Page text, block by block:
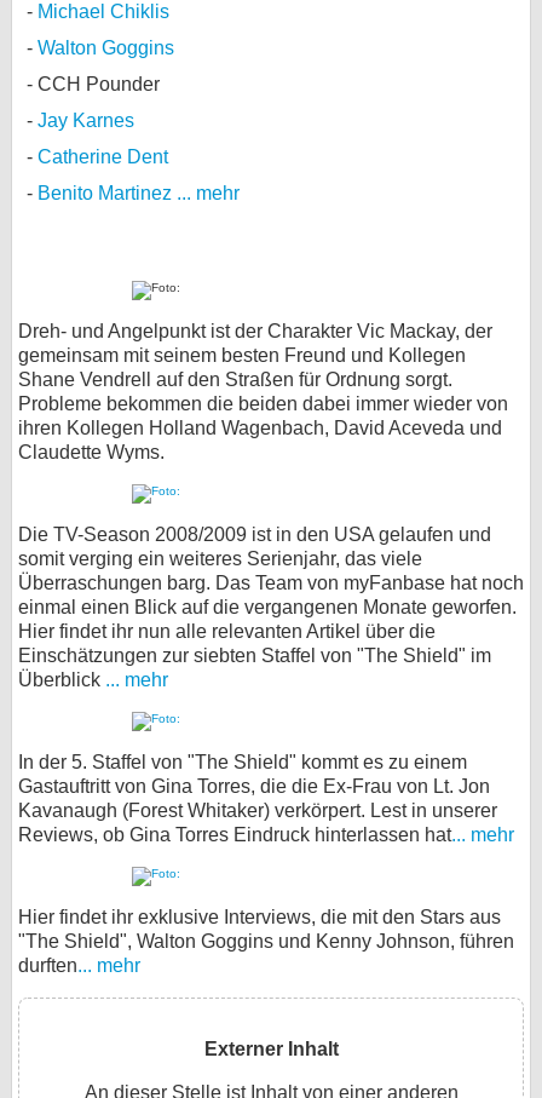
Michael Chiklis
Walton Goggins
CCH Pounder
Jay Karnes
Catherine Dent
Benito Martinez ... mehr
Dreh- und Angelpunkt ist der Charakter Vic Mackay, der
gemeinsam mit seinem besten Freund und Kollegen
Shane Vendrell auf den Straßen für Ordnung sorgt.
Probleme bekommen die beiden dabei immer wieder von
ihren Kollegen Holland Wagenbach, David Aceveda und
Claudette Wyms.
Die TV-Season 2008/2009 ist in den USA gelaufen und
somit verging ein weiteres Serienjahr, das viele
Überraschungen barg. Das Team von myFanbase hat noch
einmal einen Blick auf die vergangenen Monate geworfen.
Hier findet ihr nun alle relevanten Artikel über die
Einschätzungen zur siebten Staffel von "The Shield" im
Überblick ... mehr
In der 5. Staffel von "The Shield" kommt es zu einem
Gastauftritt von Gina Torres, die die Ex-Frau von Lt. Jon
Kavanaugh (Forest Whitaker) verkörpert. Lest in unserer
Reviews, ob Gina Torres Eindruck hinterlassen hat... mehr
Hier findet ihr exklusive Interviews, die mit den Stars aus
"The Shield", Walton Goggins und Kenny Johnson, führen
durften... mehr
Externer Inhalt
An dieser Stelle ist Inhalt von einer anderen